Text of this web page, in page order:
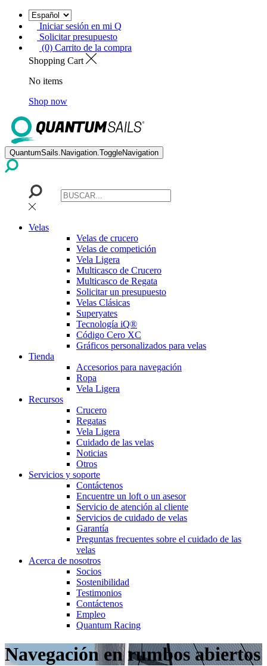
Iniciar sesión en mi Q
Solicitar presupuesto
(0) Carrito de la compra
Shopping Cart
No items
Shop now
QuantumSails.Navigation.ToggleNavigation
Velas
Velas de crucero
Velas de competición
Vela Ligera
Multicasco de Crucero
Multicasco de Regata
Solicitar un presupuesto
Velas Clásicas
Superyates
Tecnología iQ®
Código Cero XC
Gráficos personalizados para velas
Tienda
Accesorios para navegación
Ropa
Vela Ligera
Recursos
Crucero
Regatas
Vela Ligera
Cuidado de las velas
Noticias
Otros
Servicios y soporte
Contáctenos
Encuentre un loft o un asesor
Servicio de atención al cliente
Servicios de cuidado de velas
Garantía
Preguntas frecuentes sobre el cuidado de las
velas
Acerca de nosotros
Socios
Sostenibilidad
Testimonios
Contáctenos
Empleo
Quantum Racing
Navegación en rumbos abiertos